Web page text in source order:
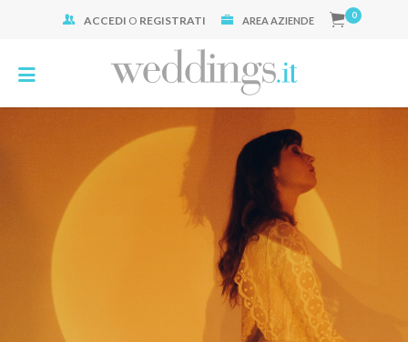
ACCEDI O REGISTRATI AREA AZIENDE 0